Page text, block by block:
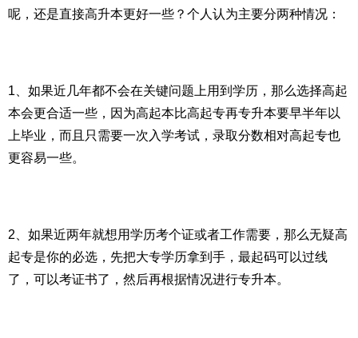
呢，还是直接高升本更好一些？个人认为主要分两种情况：
1、如果近几年都不会在关键问题上用到学历，那么选择高起
本会更合适一些，因为高起本比高起专再专升本要早半年以
上毕业，而且只需要一次入学考试，录取分数相对高起专也
更容易一些。
2、如果近两年就想用学历考个证或者工作需要，那么无疑高
起专是你的必选，先把大专学历拿到手，最起码可以过线
了，可以考证书了，然后再根据情况进行专升本。